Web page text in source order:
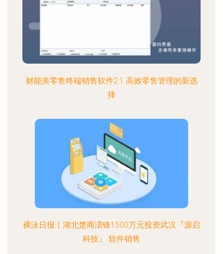
财能美零售终端销售软件2.1 高效零售管理的新选
择
裸泳日报丨湖北楚商澴锋1500万元投资武汉『源启
科技』 软件销售